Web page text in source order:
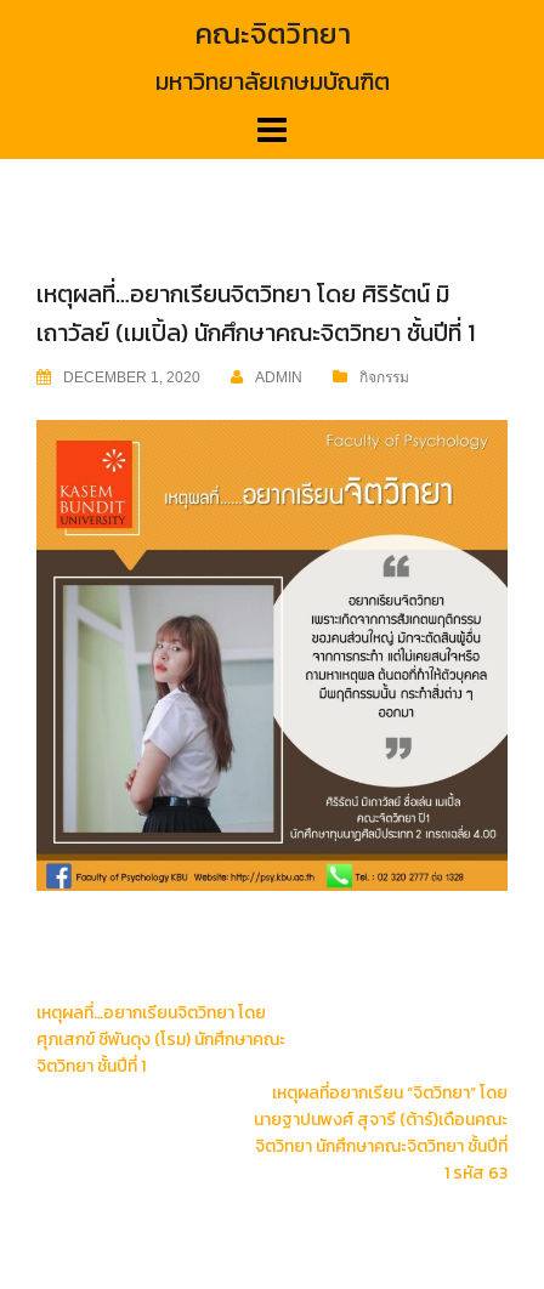
คณะจิตวิทยา
มหาวิทยาลัยเกษมบัณฑิต
เหตุผลที่…อยากเรียนจิตวิทยา โดย ศิริรัตน์ มิ
เถาวัลย์ (เมเปิ้ล) นักศึกษาคณะจิตวิทยา ชั้นปีที่ 1
DECEMBER 1, 2020 ADMIN กิจกรรม
Post
navigation
เหตุผลที่…อยากเรียนจิตวิทยา โดย
ศุภเสกข์ ชีพันดุง (โรม) นักศึกษาคณะ
จิตวิทยา ชั้นปีที่ 1
เหตุผลที่อยากเรียน “จิตวิทยา” โดย
นายฐาปนพงศ์ สุจารี (ต้าร์)เดือนคณะ
จิตวิทยา นักศึกษาคณะจิตวิทยา ชั้นปีที่
1 รหัส 63